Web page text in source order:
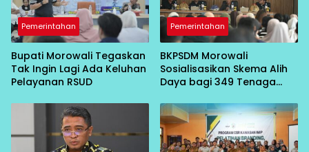
Pemerintahan
Bupati Morowali Tegaskan
Tak Ingin Lagi Ada Keluhan
Pelayanan RSUD
Pemerintahan
BKPSDM Morowali
Sosialisasikan Skema Alih
Daya bagi 349 Tenaga